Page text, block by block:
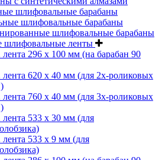
шлифовальные барабаны
шлифовальные барабаны
шлифовальные барабаны
шлифовальные ленты
296 х 100 мм (на барабан 90
620 х 40 мм (для 2х-роликовых
760 х 40 мм (для 3х-роликовых
533 х 30 мм (для
533 х 9 мм (для